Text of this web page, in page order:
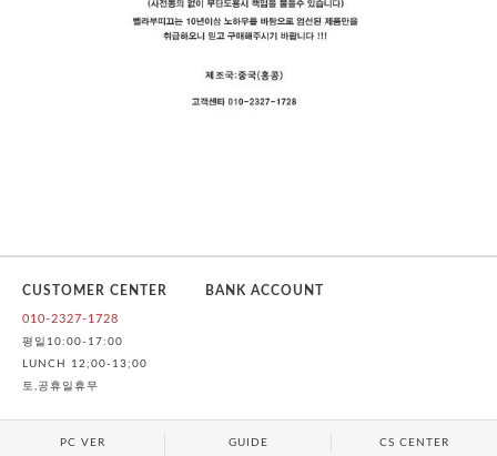
CUSTOMER CENTER
010-2327-1728
평일10:00-17:00
LUNCH 12;00-13;00
토,공휴일휴무
BANK ACCOUNT
PC VER GUIDE CS CENTER